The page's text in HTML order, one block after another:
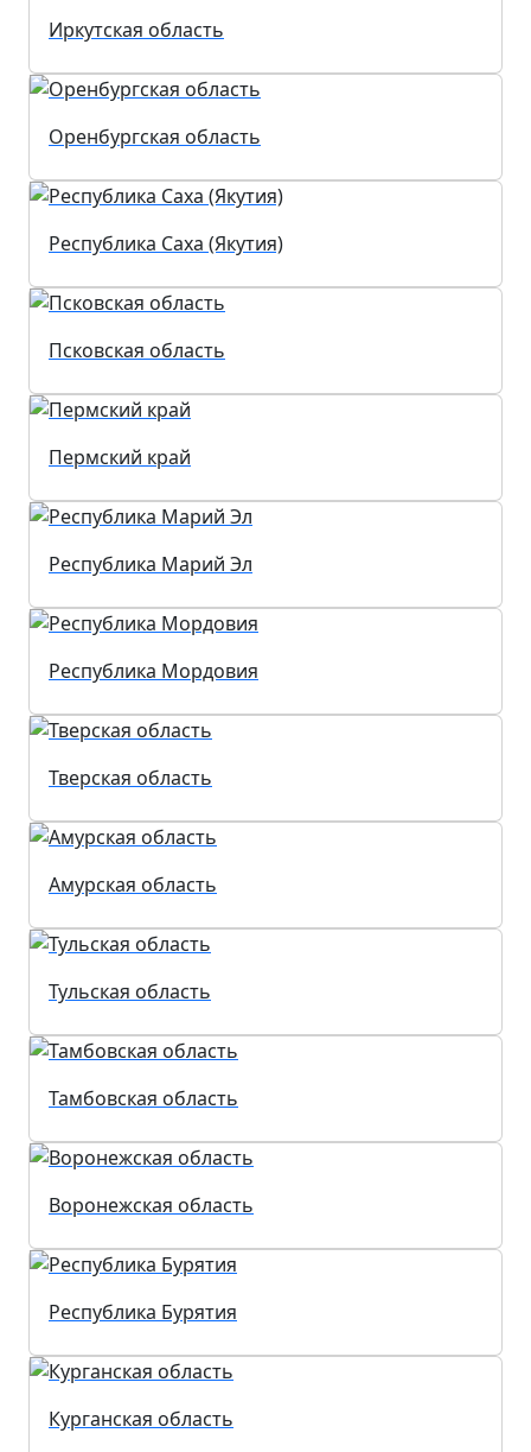
Иркутская область
Оренбургская область
Республика Саха (Якутия)
Псковская область
Пермский край
Республика Марий Эл
Республика Мордовия
Тверская область
Амурская область
Тульская область
Тамбовская область
Воронежская область
Республика Бурятия
Курганская область